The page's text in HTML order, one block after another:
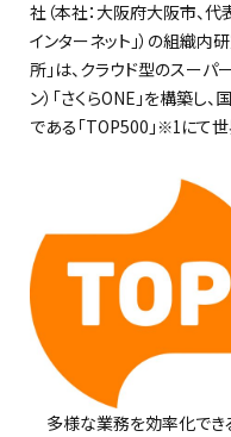
社（本社：大阪府大阪市、代
インターネット」）の組織内
所」は、クラウド型のスーパ
ン）「さくらONE」を構築し
である「TOP500」 ※1にて
多様な業務を効率化でき